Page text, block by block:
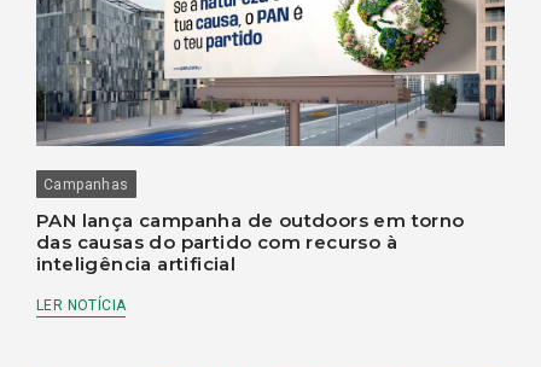
Campanhas
PAN lança campanha de outdoors em torno
das causas do partido com recurso à
inteligência artificial
LER NOTÍCIA